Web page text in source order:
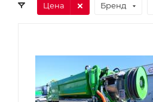
Цена Бренд